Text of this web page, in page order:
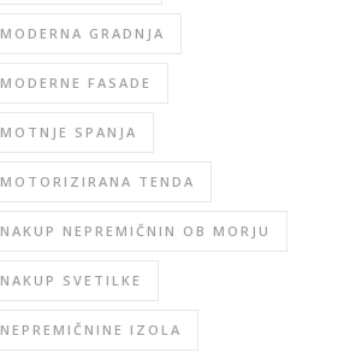
MODERNA GRADNJA
MODERNE FASADE
MOTNJE SPANJA
MOTORIZIRANA TENDA
NAKUP NEPREMIČNIN OB MORJU
NAKUP SVETILKE
NEPREMIČNINE IZOLA